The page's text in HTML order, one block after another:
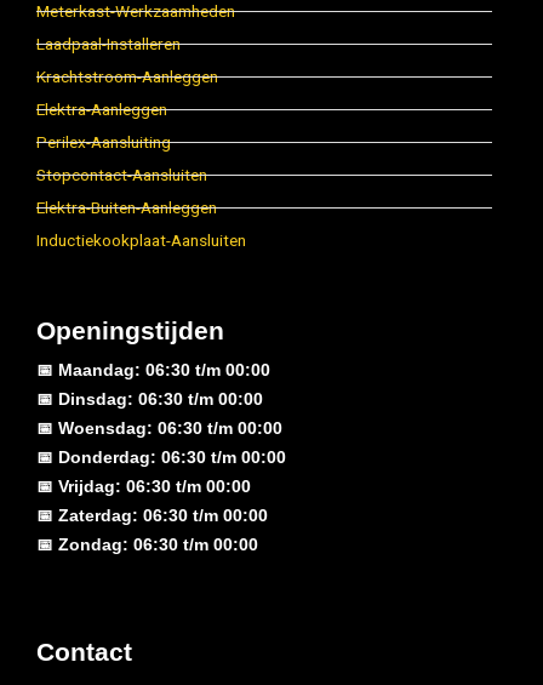
Meterkast-Werkzaamheden
Laadpaal-Installeren
Krachtstroom-Aanleggen
Elektra-Aanleggen
Perilex-Aansluiting
Stopcontact-Aansluiten
Elektra-Buiten-Aanleggen
Inductiekookplaat-Aansluiten
Openingstijden
📅 Maandag: 06:30 t/m 00:00
📅 Dinsdag: 06:30 t/m 00:00
📅 Woensdag: 06:30 t/m 00:00
📅 Donderdag: 06:30 t/m 00:00
📅 Vrijdag: 06:30 t/m 00:00
📅 Zaterdag: 06:30 t/m 00:00
📅 Zondag: 06:30 t/m 00:00
Contact